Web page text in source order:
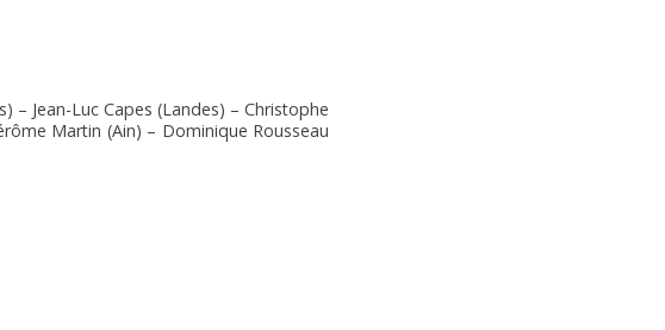
– Jean-Luc Capes (Landes) – Christophe
Martin (Ain) – Dominique Rousseau